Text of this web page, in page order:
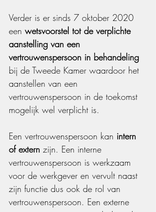
Verder is er sinds 7 oktober 2020
een wetsvoorstel tot de verplichte
aanstelling van een
vertrouwenspersoon in behandeling
bij de Tweede Kamer waardoor het
aanstellen van een
vertrouwenspersoon in de toekomst
mogelijk wel verplicht is.
Een vertrouwenspersoon kan intern
of extern zijn. Een interne
vertrouwenspersoon is werkzaam
voor de werkgever en vervult naast
zijn functie dus ook de rol van
vertrouwenspersoon. Een externe